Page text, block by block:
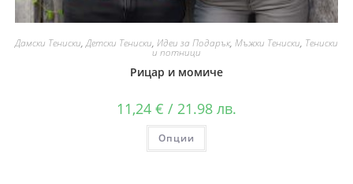
Дамски Тениски, Детски Тениски, Идеи за Подарък, Мъжки Тениски, Тениски
и потници
Рицар и момиче
11,24 € / 21.98 лв.
Опции